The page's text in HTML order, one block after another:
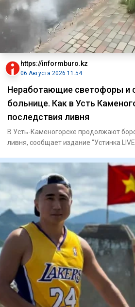
https://informburo.kz
06 Августа 2026 11:54
Неработающие светофоры и
больнице. Как в Усть
последствия ливня
В Усть-Каменогорске продолжают
ливня, сообщает издание "Устинка